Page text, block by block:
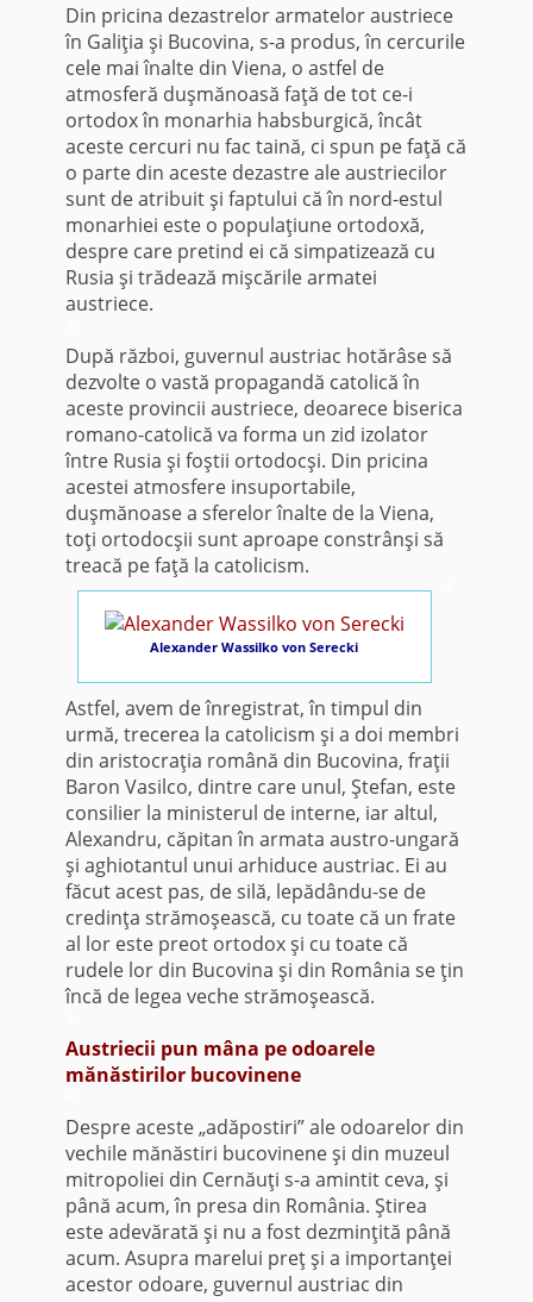
Din pricina dezastrelor armatelor austriece
în Galiţia şi Bucovina, s-a produs, în cercurile
cele mai înalte din Viena, o astfel de
atmosferă duşmănoasă faţă de tot ce-i
ortodox în monarhia habsburgică, încât
aceste cercuri nu fac taină, ci spun pe faţă că
o parte din aceste dezastre ale austriecilor
sunt de atribuit şi faptului că în nord-estul
monarhiei este o populaţiune ortodoxă,
despre care pretind ei că simpatizează cu
Rusia şi trădează mişcările armatei
austriece.
După război, guvernul austriac hotărâse să
dezvolte o vastă propagandă catolică în
aceste provincii austriece, deoarece biserica
romano-catolică va forma un zid izolator
între Rusia şi foştii ortodocşi. Din pricina
acestei atmosfere insuportabile,
duşmănoase a sferelor înalte de la Viena,
toţi ortodocşii sunt aproape constrânşi să
treacă pe faţă la catolicism.
Alexander Wassilko von Serecki
Astfel, avem de înregistrat, în timpul din
urmă, trecerea la catolicism şi a doi membri
din aristocraţia română din Bucovina, fraţii
Baron Vasilco, dintre care unul, Ştefan, este
consilier la ministerul de interne, iar altul,
Alexandru, căpitan în armata austro-ungară
şi aghiotantul unui arhiduce austriac. Ei au
făcut acest pas, de silă, lepădându-se de
credinţa strămoşească, cu toate că un frate
al lor este preot ortodox şi cu toate că
rudele lor din Bucovina şi din România se ţin
încă de legea veche strămoşească.
Austriecii pun mâna pe odoarele
mănăstirilor bucovinene
Despre aceste „adăpostiri” ale odoarelor din
vechile mănăstiri bucovinene şi din muzeul
mitropoliei din Cernăuţi s-a amintit ceva, şi
până acum, în presa din România. Ştirea
este adevărată şi nu a fost dezminţită până
acum. Asupra marelui preţ şi a importanţei
acestor odoare, guvernul austriac din